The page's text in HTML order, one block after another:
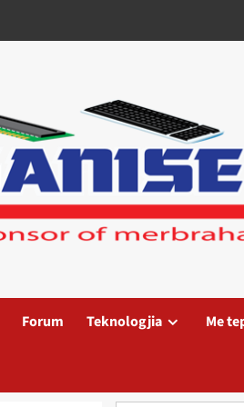
Forum Teknologjia Me